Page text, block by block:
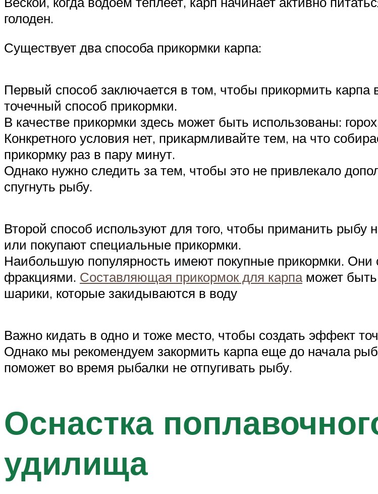
голоден.
Существует два способа прикормки карпа:
Первый способ заключается в том, чтобы прикормить карпа
точечный способ прикормки.
В качестве прикормки здесь может быть использованы:
Конкретного условия нет, прикармливайте тем, на что
прикормку раз в пару минут.
Однако нужно следить за тем, чтобы это не привлекало
спугнуть рыбу.
Второй способ используют для того, чтобы приманить рыбу
или покупают специальные прикормки.
Наибольшую популярность имеют покупные прикормки.
фракциями. Составляющая прикормок для карпаможет быть
шарики, которые закидываются в воду
Важно кидать в одно и тоже место, чтобы создать эффект
Однако мы рекомендуем закормить карпа еще до начала
поможет во время рыбалки не отпугивать рыбу.
Оснастка
удилища